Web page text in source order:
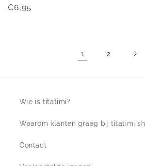
Normale
€6,95
1 2
Wie is titatimi?
Waarom klanten graag bij titatimi
Contact